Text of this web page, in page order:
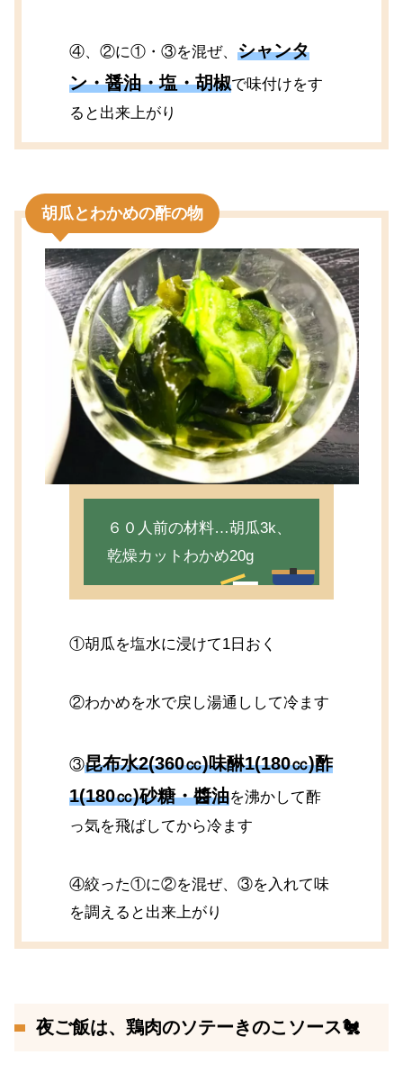
④、②に①・③を混ぜ、シャンタ
ン・醤油・塩・胡椒で味付けをす
ると出来上がり
胡瓜とわかめの酢の物
６０人前の材料…胡瓜3k、
乾燥カットわかめ20g
①胡瓜を塩水に浸けて1日おく
②わかめを水で戻し湯通しして冷ます
③昆布水2(360㏄)味醂1(180㏄)酢
1(180㏄)砂糖・醬油を沸かして酢
っ気を飛ばしてから冷ます
④絞った①に②を混ぜ、③を入れて味
を調えると出来上がり
夜ご飯は、鶏肉のソテーきのこソース🐔